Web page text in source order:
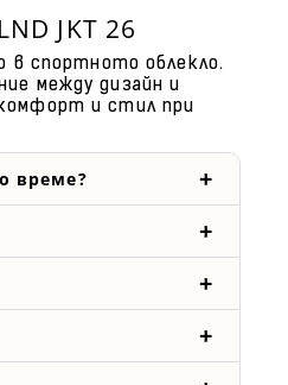
JKT 26
в спортното облекло.
между дизайн и
и стил при
време?